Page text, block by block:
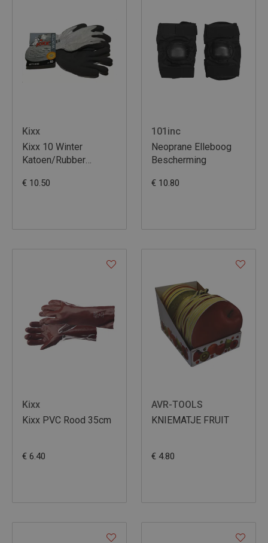
Kixx
Kixx 10 Winter
Katoen/Rubber
€ 10.50
101inc
Neoprane Elleboog
Bescherming
€ 10.80
Kixx
Kixx PVC Rood 35cm
€ 6.40
AVR-TOOLS
KNIEMATJE FRUIT
€ 4.80